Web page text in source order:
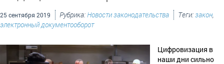
25 сентября 2019 Рубрика:Новости законодательства Теги:закон,
электронный документооборот
Цифровизация в
наши дни сильно